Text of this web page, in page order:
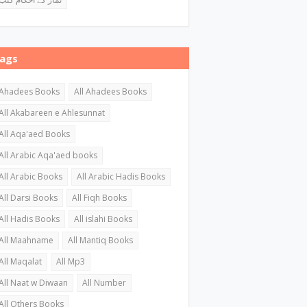
Books
All Ahadees Books
Akabareen e Ahlesunnat
Aqa'aed Books
Arabic Aqa'aed books
Arabic Books
All Arabic Hadis Books
Darsi Books
All Fiqh Books
Hadis Books
All islahi Books
Maahname
All Mantiq Books
Maqalat
All Mp3
Naat w Diwaan
All Number
Others Books